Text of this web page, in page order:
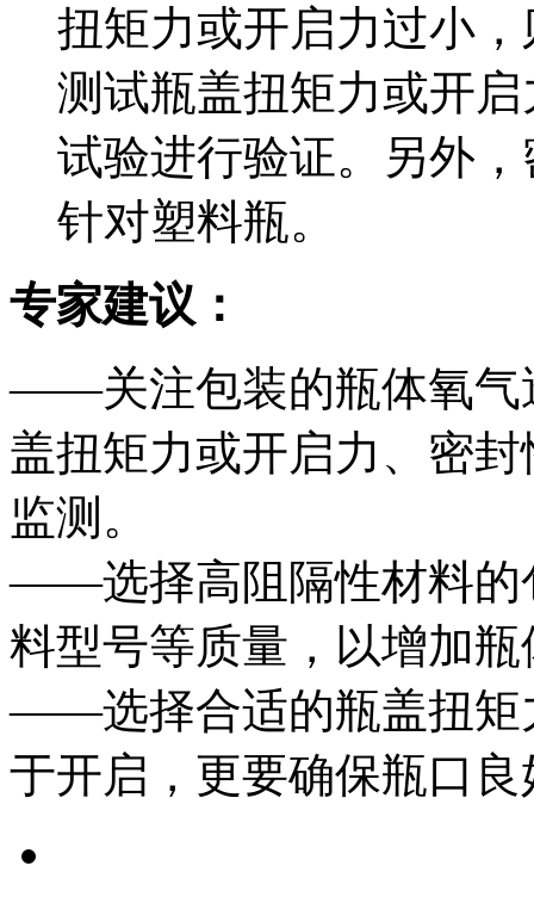
扭矩力或开启力过小
测试瓶盖扭矩力或开
试验进行验证。另外
针对塑料瓶。
专家建议：
——关注包装的瓶体氧气
盖扭矩力或开启力、密
监测。
——选择高阻隔性材料的
料型号等质量，以增加
——选择合适的瓶盖扭矩
于开启，更要确保瓶口